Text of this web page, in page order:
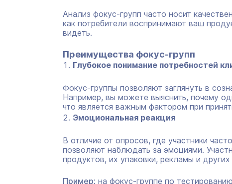
Анализ фокус-групп часто носит
как потребители воспринимают ваш
видеть.
Преимущества фокус-групп
Глубокое понимание потребностей
Фокус-группы позволяют заглянуть в
Например, вы можете выяснить, почему
что является важным фактором при
Эмоциональная реакция
В отличие от опросов, где участники
позволяют наблюдать за эмоциями.
продуктов, их упаковки, рекламы и других
Пример: на фокус-группе по